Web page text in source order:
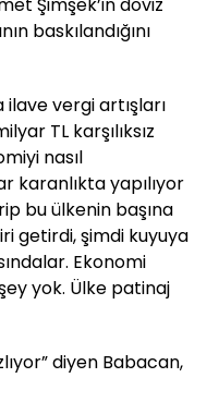
baskılandığını
vergi artışları
TL karşılıksız
nasıl
karanlıkta yapılıyor
bu ülkenin başına
getirdi, şimdi kuyuya
Ekonomi
yok. Ülke patinaj
diyen Babacan,